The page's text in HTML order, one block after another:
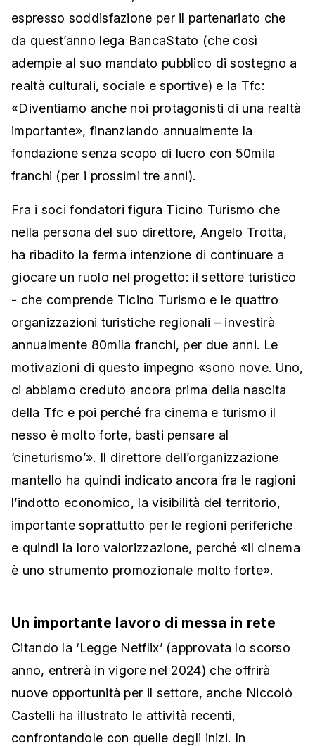
espresso soddisfazione per il partenariato che
da quest’anno lega BancaStato (che così
adempie al suo mandato pubblico di sostegno a
realtà culturali, sociale e sportive) e la Tfc:
«Diventiamo anche noi protagonisti di una realtà
importante», finanziando annualmente la
fondazione senza scopo di lucro con 50mila
franchi (per i prossimi tre anni).
Fra i soci fondatori figura Ticino Turismo che
nella persona del suo direttore, Angelo Trotta,
ha ribadito la ferma intenzione di continuare a
giocare un ruolo nel progetto: il settore turistico
- che comprende Ticino Turismo e le quattro
organizzazioni turistiche regionali – investirà
annualmente 80mila franchi, per due anni. Le
motivazioni di questo impegno «sono nove. Uno,
ci abbiamo creduto ancora prima della nascita
della Tfc e poi perché fra cinema e turismo il
nesso è molto forte, basti pensare al
‘cineturismo’». Il direttore dell’organizzazione
mantello ha quindi indicato ancora fra le ragioni
l’indotto economico, la visibilità del territorio,
importante soprattutto per le regioni periferiche
e quindi la loro valorizzazione, perché «il cinema
è uno strumento promozionale molto forte».
Un importante lavoro di messa in rete
Citando la ‘Legge Netflix’ (approvata lo scorso
anno, entrerà in vigore nel 2024) che offrirà
nuove opportunità per il settore, anche Niccolò
Castelli ha illustrato le attività recenti,
confrontandole con quelle degli inizi. In